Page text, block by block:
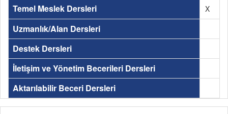
Temel Meslek Dersleri X
Uzmanlık/Alan Dersleri
Destek Dersleri
İletişim ve Yönetim Becerileri Dersleri
Aktarılabilir Beceri Dersleri